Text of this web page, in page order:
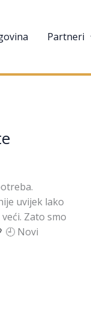
Partneri
uvijek lako
Zato smo
🕘 Novi